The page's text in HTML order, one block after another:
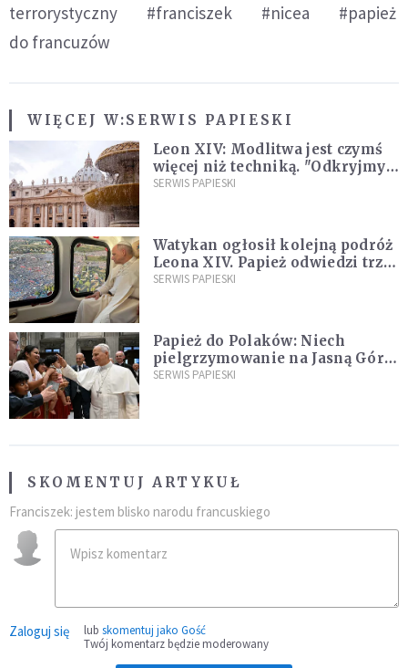
terrorystyczny
#franciszek #nicea
#papież
do francuzów
WIĘCEJ W:SERWIS PAPIESKI
Leon XIV: Modlitwa jest czymś
więcej niż techniką. "Odkryjmy
ją na nowo"
SERWIS PAPIESKI
Watykan ogłosił kolejną podróż
Leona XIV. Papież odwiedzi trzy
kraje Ameryki Południowej
SERWIS PAPIESKI
Papież do Polaków: Niech
pielgrzymowanie na Jasną Górę
umocni wiarę i nadzieję
SERWIS PAPIESKI
SKOMENTUJ ARTYKUŁ
Franciszek: jestem blisko narodu francuskiego
Zaloguj się lub skomentuj jako Gość
Twój komentarz będzie moderowany